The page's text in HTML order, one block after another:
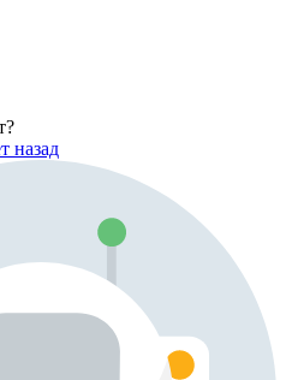
назад